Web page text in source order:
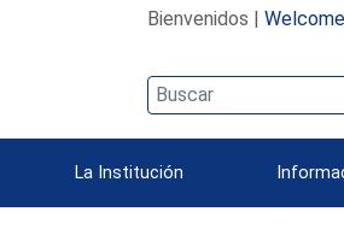
Bienvenidos | Welcome
La Institución